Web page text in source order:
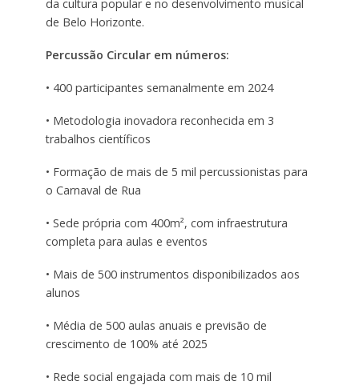
da cultura popular e no desenvolvimento musical
de Belo Horizonte.
Percussão Circular em números:
• 400 participantes semanalmente em 2024
• Metodologia inovadora reconhecida em 3
trabalhos científicos
• Formação de mais de 5 mil percussionistas para
o Carnaval de Rua
• Sede própria com 400m², com infraestrutura
completa para aulas e eventos
• Mais de 500 instrumentos disponibilizados aos
alunos
• Média de 500 aulas anuais e previsão de
crescimento de 100% até 2025
• Rede social engajada com mais de 10 mil